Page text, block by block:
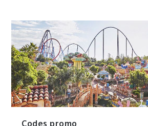
Codes promo